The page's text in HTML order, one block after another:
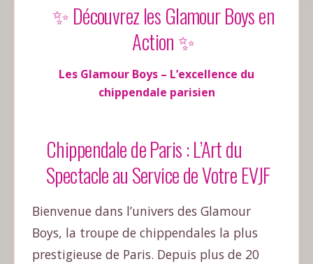
✨ Découvrez les Glamour Boys en
Action ✨
Les Glamour Boys – L’excellence du
chippendale parisien
Chippendale de Paris : L’Art du
Spectacle au Service de Votre EVJF
Bienvenue dans l’univers des Glamour
Boys, la troupe de chippendales la plus
prestigieuse de Paris. Depuis plus de 20